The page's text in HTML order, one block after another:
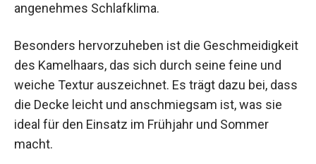
angenehmes Schlafklima.
Besonders hervorzuheben ist die Geschmeidigkeit
des Kamelhaars, das sich durch seine feine und
weiche Textur auszeichnet. Es trägt dazu bei, dass
die Decke leicht und anschmiegsam ist, was sie
ideal für den Einsatz im Frühjahr und Sommer
macht.